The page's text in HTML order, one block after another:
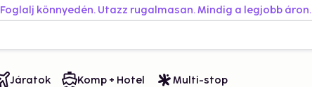
Foglalj könnyedén. Utazz rugalmasan. Mindig a legjobb áron.
Járatok Komp + Hotel Multi-stop